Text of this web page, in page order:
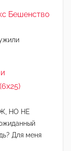
Бешенство
НО НЕ
Для меня